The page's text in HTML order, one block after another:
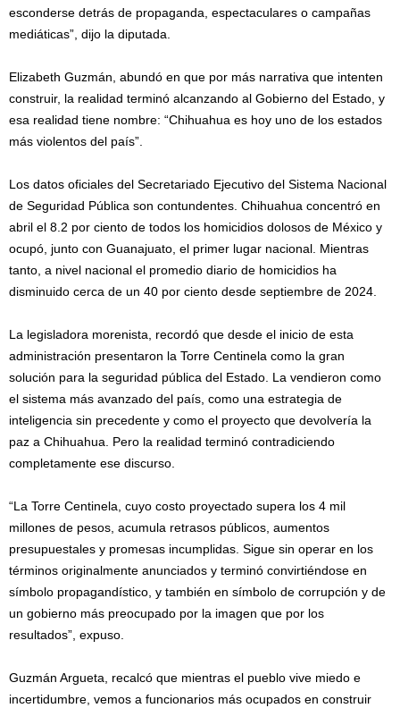
esconderse detrás de propaganda, espectaculares o campañas
mediáticas”, dijo la diputada.
Elizabeth Guzmán, abundó en que por más narrativa que intenten
construir, la realidad terminó alcanzando al Gobierno del Estado, y
esa realidad tiene nombre: “Chihuahua es hoy uno de los estados
más violentos del país”.
Los datos oficiales del Secretariado Ejecutivo del Sistema Nacional
de Seguridad Pública son contundentes. Chihuahua concentró en
abril el 8.2 por ciento de todos los homicidios dolosos de México y
ocupó, junto con Guanajuato, el primer lugar nacional. Mientras
tanto, a nivel nacional el promedio diario de homicidios ha
disminuido cerca de un 40 por ciento desde septiembre de 2024.
La legisladora morenista, recordó que desde el inicio de esta
administración presentaron la Torre Centinela como la gran
solución para la seguridad pública del Estado. La vendieron como
el sistema más avanzado del país, como una estrategia de
inteligencia sin precedente y como el proyecto que devolvería la
paz a Chihuahua. Pero la realidad terminó contradiciendo
completamente ese discurso.
“La Torre Centinela, cuyo costo proyectado supera los 4 mil
millones de pesos, acumula retrasos públicos, aumentos
presupuestales y promesas incumplidas. Sigue sin operar en los
términos originalmente anunciados y terminó convirtiéndose en
símbolo propagandístico, y también en símbolo de corrupción y de
un gobierno más preocupado por la imagen que por los
resultados”, expuso.
Guzmán Argueta, recalcó que mientras el pueblo vive miedo e
incertidumbre, vemos a funcionarios más ocupados en construir